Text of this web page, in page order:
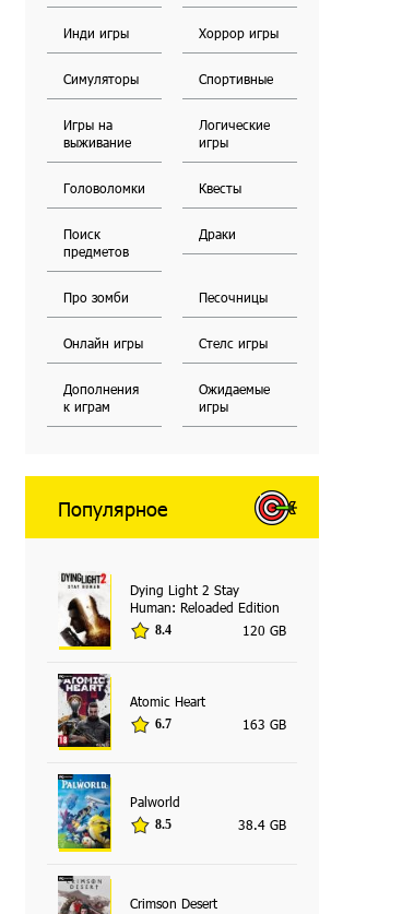
Инди игры Хоррор игры
Симуляторы Спортивные
Игры на
выживание
Логические
игры
Головоломки Квесты
Поиск
предметов
Драки
Про зомби Песочницы
Онлайн игры Стелс игры
Дополнения
к играм
Ожидаемые
игры
Популярное
Dying Light 2 Stay
Human: Reloaded Edition
8.4 120 GB
Atomic Heart
6.7 163 GB
Palworld
8.5 38.4 GB
Crimson Desert